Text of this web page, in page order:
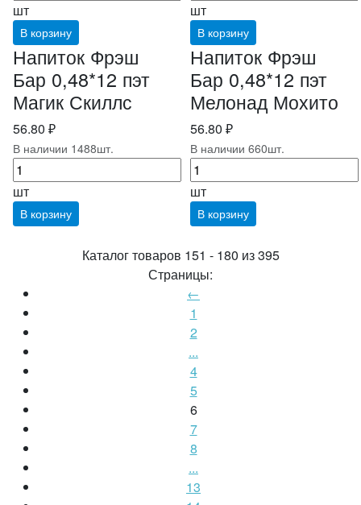
шт
В корзину
шт
В корзину
Напиток Фрэш
Бар 0,48*12 пэт
Магик Скиллс
56.80 ₽
В наличии 1488шт.
шт
В корзину
Напиток Фрэш
Бар 0,48*12 пэт
Мелонад Мохито
56.80 ₽
В наличии 660шт.
шт
В корзину
Каталог товаров 151 - 180 из 395
Страницы:
←
1
2
...
4
5
6
7
8
...
13